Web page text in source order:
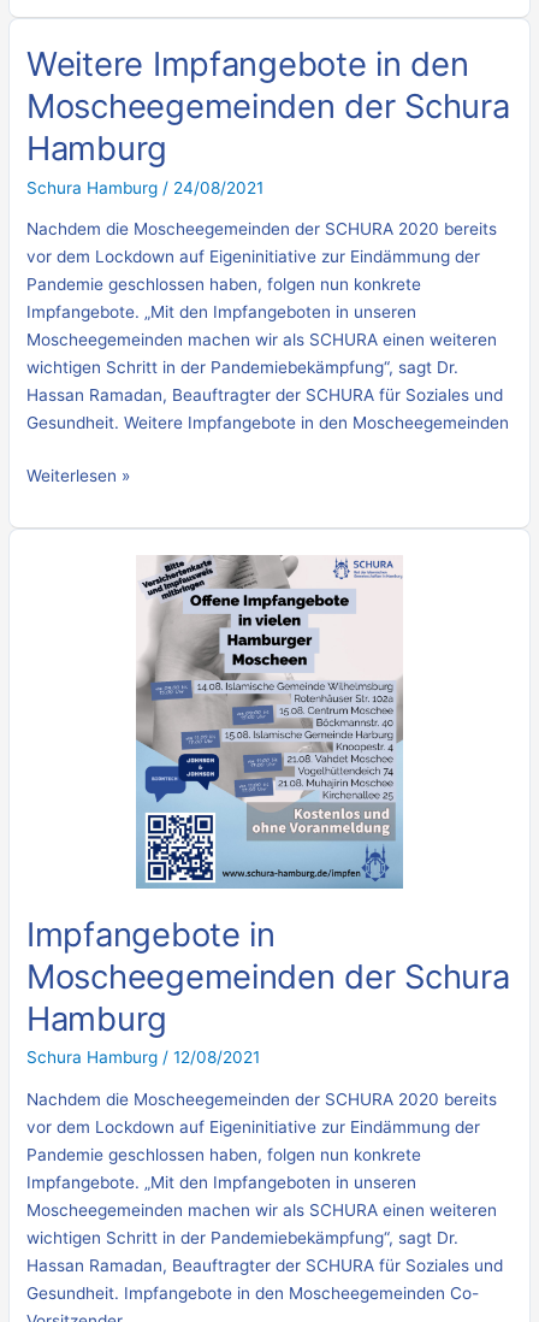
Weitere Impfangebote in den
Moscheegemeinden der Schura
Hamburg
Schura Hamburg / 24/08/2021
Nachdem die Moscheegemeinden der SCHURA 2020 bereits
vor dem Lockdown auf Eigeninitiative zur Eindämmung der
Pandemie geschlossen haben, folgen nun konkrete
Impfangebote. „Mit den Impfangeboten in unseren
Moscheegemeinden machen wir als SCHURA einen weiteren
wichtigen Schritt in der Pandemiebekämpfung“, sagt Dr.
Hassan Ramadan, Beauftragter der SCHURA für Soziales und
Gesundheit. Weitere Impfangebote in den Moscheegemeinden
Weitere
Impfangebote
in
den
Moscheegemeinden
der
Schura
Hamburg
Weiterlesen »
Impfangebote in
Moscheegemeinden der Schura
Hamburg
Schura Hamburg /12/08/2021
Nachdem die Moscheegemeinden der SCHURA 2020 bereits
vor dem Lockdown auf Eigeninitiative zur Eindämmung der
Pandemie geschlossen haben, folgen nun konkrete
Impfangebote. „Mit den Impfangeboten in unseren
Moscheegemeinden machen wir als SCHURA einen weiteren
wichtigen Schritt in der Pandemiebekämpfung“, sagt Dr.
Hassan Ramadan, Beauftragter der SCHURA für Soziales und
Gesundheit. Impfangebote in den Moscheegemeinden Co-